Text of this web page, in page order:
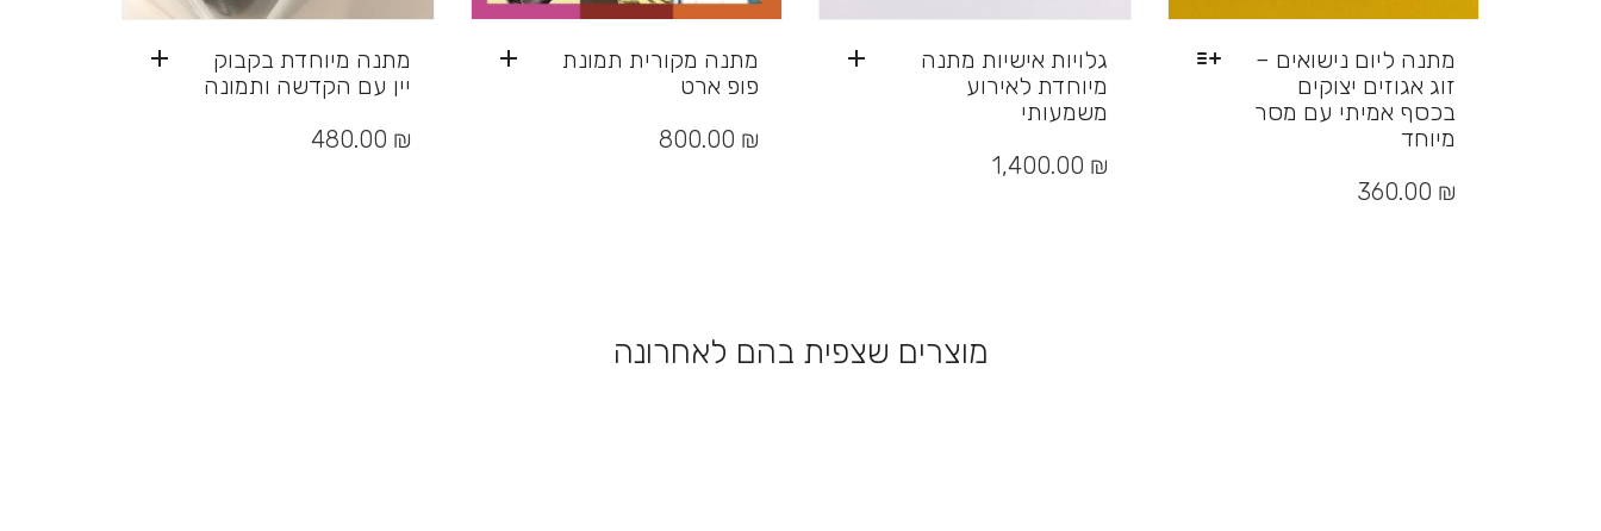
מתנה ליום נישואים –
זוג אגוזים יצוקים
בכסף אמיתי עם מסר
מיוחד
זה 360.00 ₪
גלויות אישיות מתנה
מיוחדת לאירוע
משמעותי
1,400.00 ₪
מתנה מקורית תמונת
פופ ארט
800.00 ₪
מתנה מיוחדת בקבוק
יין עם הקדשה ותמונה
480.00 ₪
מוצרים שצפית בהם לאחרונה